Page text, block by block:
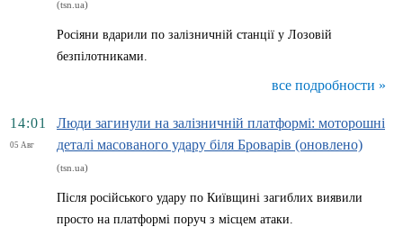
(tsn.ua)
Росіяни вдарили по залізничній станції у Лозовій
безпілотниками.
все подробности »
14:01
05 Авг
Люди загинули на залізничній платформі: моторошні
деталі масованого удару біля Броварів (оновлено)
(tsn.ua)
Після російського удару по Київщині загиблих виявили
просто на платформі поруч з місцем атаки.